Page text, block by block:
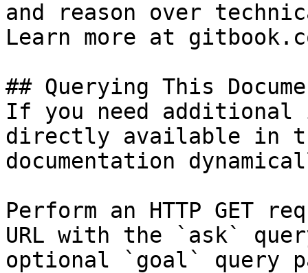
and reason over
Learn more at
## Querying This
If you need
directly available in
documentation
Perform an HTTP GET
URL with the `ask`
optional `goal` query